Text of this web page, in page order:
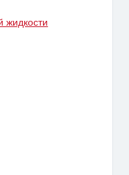
жидкости